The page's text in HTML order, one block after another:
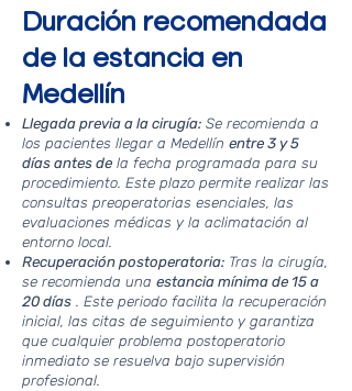
Duración recomendada
de la estancia en
Medellín
Llegada previa a la cirugía: Se recomienda a
los pacientes llegar a Medellín entre 3 y 5
días antes de la fecha programada para su
procedimiento. Este plazo permite realizar las
consultas preoperatorias esenciales, las
evaluaciones médicas y la aclimatación al
entorno local.
Recuperación postoperatoria: Tras la cirugía,
se recomienda una estancia mínima de 15 a
20 días . Este periodo facilita la recuperación
inicial, las citas de seguimiento y garantiza
que cualquier problema postoperatorio
inmediato se resuelva bajo supervisión
profesional.